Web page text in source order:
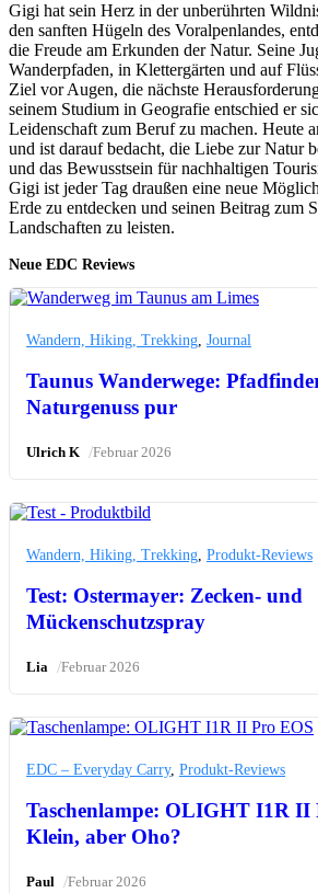
Gigi hat sein Herz in der unberührten
den sanften Hügeln des Voralpenlandes,
die Freude am Erkunden der Natur. Seine
Wanderpfaden, in Klettergärten und auf
Ziel vor Augen, die nächste
seinem Studium in Geografie entschied er
Leidenschaft zum Beruf zu machen. Heute
und ist darauf bedacht, die Liebe zur Natur
und das Bewusstsein für nachhaltigen
Gigi ist jeder Tag draußen eine neue
Erde zu entdecken und seinen Beitrag zum
Landschaften zu leisten.
Neue EDC Reviews
Wandern, Hiking, Trekking, Journal
Taunus Wanderwege:
Naturgenuss pur
Ulrich K /Februar 2026
Wandern, Hiking, Trekking, Produkt-Reviews
Test: Ostermayer: Zecken- und
Mückenschutzspray
Lia /Februar 2026
EDC – Everyday Carry, Produkt-Reviews
Taschenlampe: OLIGHT I1R II
Klein, aber Oho?
Paul /Februar 2026